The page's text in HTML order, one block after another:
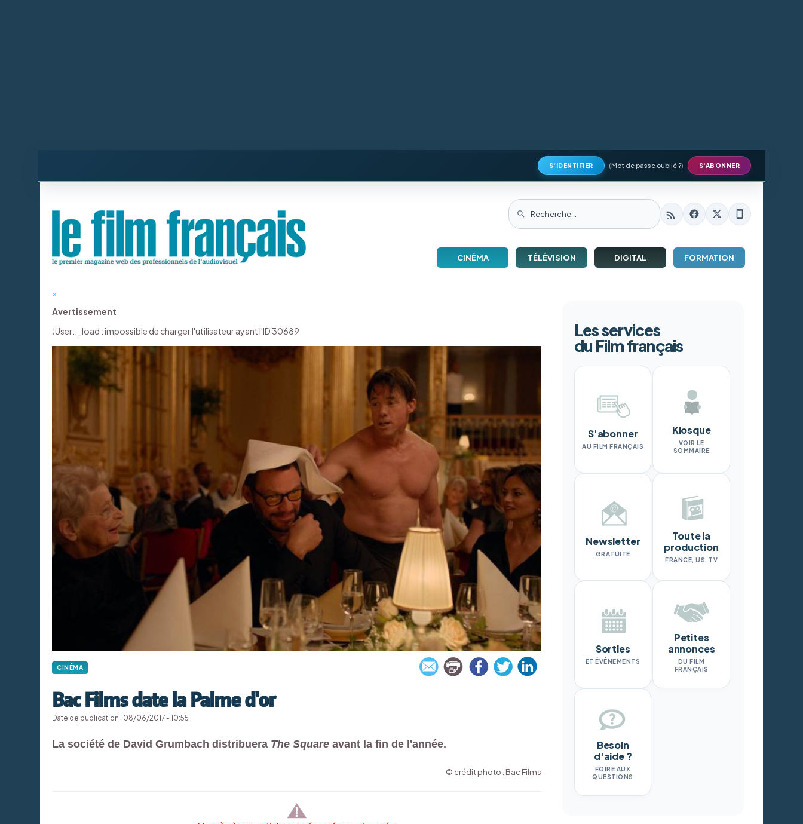
S'IDENTIFIER (Mot de passe oublié ?) S'ABONNER
CINÉMA TÉLÉVISION DIGITAL FORMATION
×
Avertissement
JUser::_load : impossible de charger l'utilisateur ayant l'ID 30689
CINÉMA
Bac Films date la Palme d'or
Date de publication : 08/06/2017 - 10:55
La société de David Grumbach distribuera The Square avant la fin de l'année.
© crédit photo : Bac Films
Les services
du Film français
S'abonner
AU FILM FRANÇAIS
Kiosque
VOIR LE
SOMMAIRE
Newsletter
GRATUITE
Toute la
production
FRANCE, US, TV
Sorties
ET ÉVÉNEMENTS
Petites
annonces
DU FILM
FRANÇAIS
Besoin
d'aide ?
FOIRE AUX
QUESTIONS